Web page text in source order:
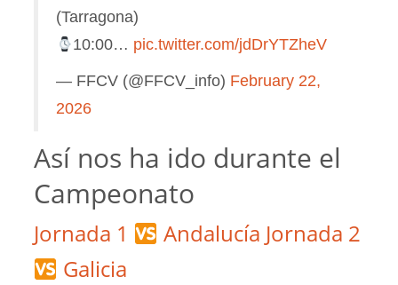
(Tarragona)
10:00… pic.twitter.com/jdDrYTZheV
— FFCV (@FFCV_info) February 22,
2026
Así nos ha ido durante el
Campeonato
Jornada 1 Andalucía Jornada 2
Galicia